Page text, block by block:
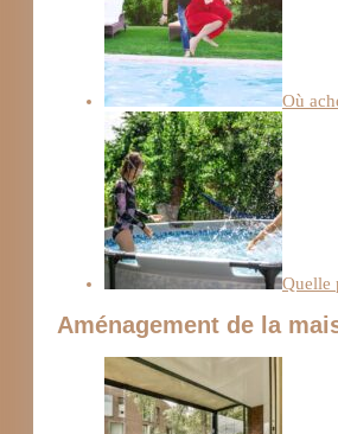
Où
Quelle
Aménagement de la